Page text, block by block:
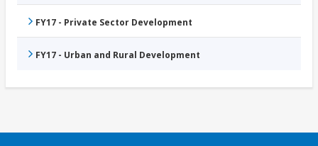
FY17 - Private Sector Development
FY17 - Urban and Rural Development